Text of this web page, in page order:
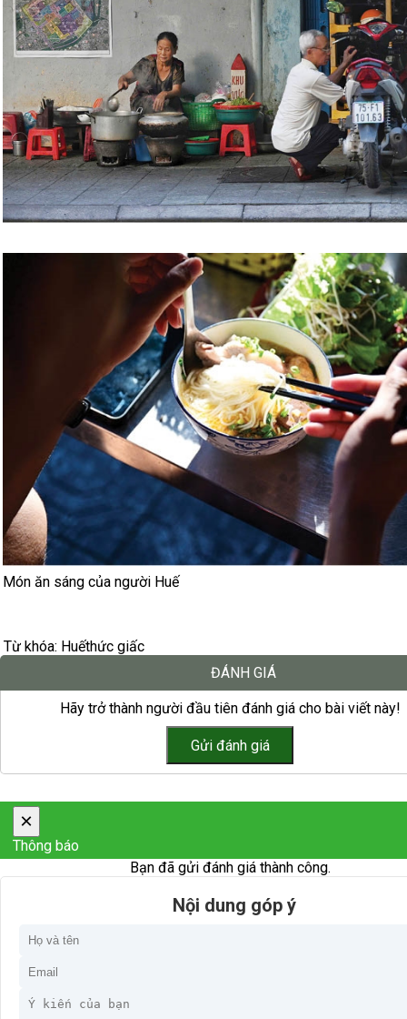
Món ăn sáng của người Huế
Từ khóa: Huếthức giấc
ĐÁNH GIÁ
Hãy trở thành người đầu tiên đánh giá cho bài viết này!
×
Thông báo
Bạn đã gửi đánh giá thành công.
Nội dung góp ý